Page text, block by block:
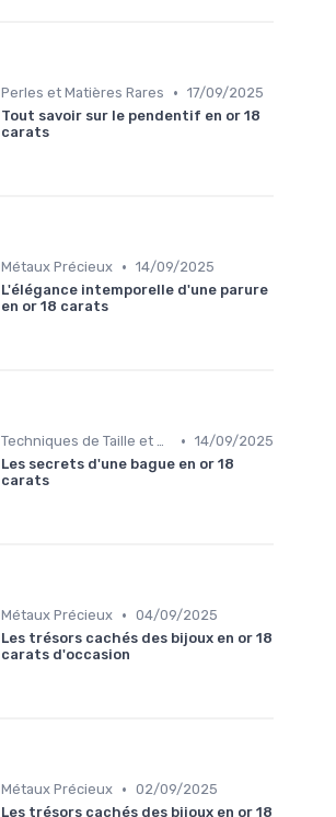
Perles et Matières Rares • 17/09/2025
Tout savoir sur le pendentif en or 18
carats
Métaux Précieux • 14/09/2025
L'élégance intemporelle d'une parure
en or 18 carats
Techniques de Taille et de Sertissage • 14/09/2025
Les secrets d'une bague en or 18
carats
Métaux Précieux • 04/09/2025
Les trésors cachés des bijoux en or 18
carats d'occasion
Métaux Précieux • 02/09/2025
Les trésors cachés des bijoux en or 18